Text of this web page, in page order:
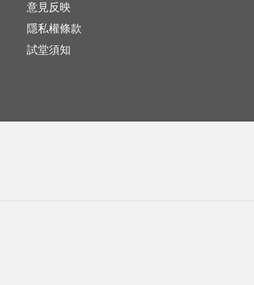
意見反映
隱私權條款
試堂須知